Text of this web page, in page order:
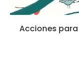
Acciones